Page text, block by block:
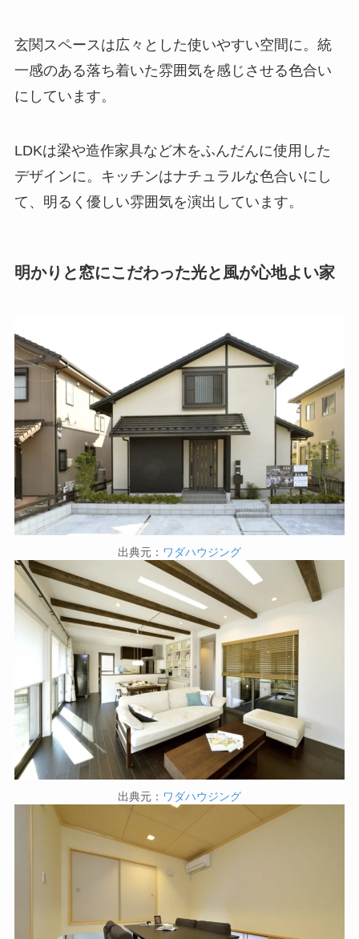
玄関スペースは広々とした使いやすい空間に。統
一感のある落ち着いた雰囲気を感じさせる色合い
にしています。
LDKは梁や造作家具など木をふんだんに使用した
デザインに。キッチンはナチュラルな色合いにし
て、明るく優しい雰囲気を演出しています。
明かりと窓にこだわった光と風が心地よい家
出典元： ワダハウジング
出典元： ワダハウジング